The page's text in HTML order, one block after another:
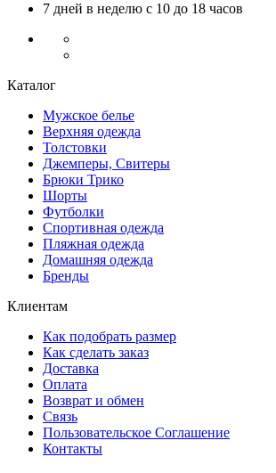
7 дней в неделю с 10 до 18 часов
Каталог
Мужское белье
Верхняя одежда
Толстовки
Джемперы, Свитеры
Брюки Трико
Шорты
Футболки
Спортивная одежда
Пляжная одежда
Домашняя одежда
Бренды
Клиентам
Как подобрать размер
Как сделать заказ
Доставка
Оплата
Возврат и обмен
Связь
Пользовательское Соглашение
Контакты